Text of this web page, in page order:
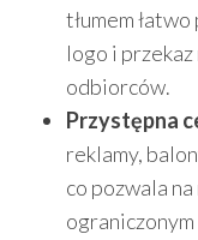
tłumem
logo i
odbiorców.
Przystępna
reklamy,
co pozwala